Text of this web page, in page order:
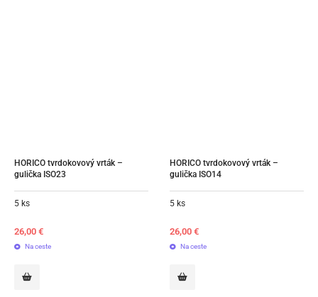
HORICO tvrdokovový vrták –
gulička ISO23
5 ks
26,00 €
Na ceste
HORICO tvrdokovový vrták –
gulička ISO14
5 ks
26,00 €
Na ceste